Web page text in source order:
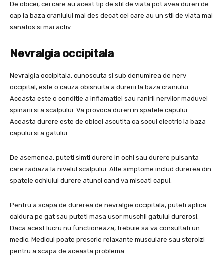
De obicei, cei care au acest tip de stil de viata pot avea dureri de
cap la baza craniului mai des decat cei care au un stil de viata mai
sanatos si mai activ.
Nevralgia occipitala
Nevralgia occipitala, cunoscuta si sub denumirea de nerv
occipital, este o cauza obisnuita a durerii la baza craniului.
Aceasta este o conditie a inflamatiei sau ranirii nervilor maduvei
spinarii si a scalpului. Va provoca dureri in spatele capului.
Aceasta durere este de obicei ascutita ca socul electric la baza
capului si a gatului.
De asemenea, puteti simti durere in ochi sau durere pulsanta
care radiaza la nivelul scalpului. Alte simptome includ durerea din
spatele ochiului durere atunci cand va miscati capul.
Pentru a scapa de durerea de nevralgie occipitala, puteti aplica
caldura pe gat sau puteti masa usor muschii gatului durerosi.
Daca acest lucru nu functioneaza, trebuie sa va consultati un
medic. Medicul poate prescrie relaxante musculare sau steroizi
pentru a scapa de aceasta problema.